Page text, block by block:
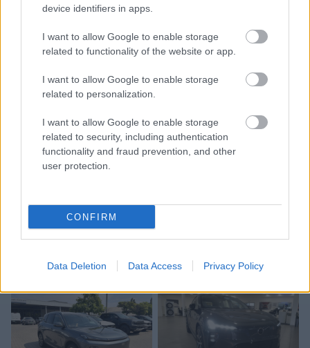
device identifiers in apps.
I want to allow Google to enable storage
related to functionality of the website or app.
I want to allow Google to enable storage
related to personalization.
I want to allow Google to enable storage
related to security, including authentication
functionality and fraud prevention, and other
user protection.
CONFIRM
Data Deletion Data Access Privacy Policy
Itt állíthatod be, hogy a Csakfoci az elsők
Link másolása
CÍMKÉK: #MAGYAR FOCI #ÁTIGAZOLÁSOK
#HAZAI
ÁTIGAZOLÁSI HÍREK
#NB III #GYIRMÓT
#GYIRMÓT FC
#MOSONMAGYARÓVÁR
Autópiac